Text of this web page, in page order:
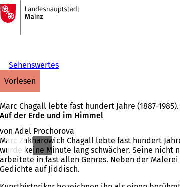
Inhalt anspringen
Zur
Startseite
Sehenswertes
vorlesen
Marc Chagall lebte fast hundert Jahre (1887-
Auf der Erde und im Himmel
von Adel Prochorova
Marc Zakharowich Chagall lebte fast hundert
wurde keine Minute lang schwächer. Seine
arbeitete in fast allen Genres. Neben der
Gedichte auf Jiddisch.